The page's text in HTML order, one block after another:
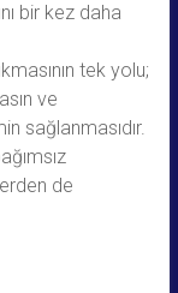
bir kez daha
tek yolu;
ve
sağlanmasıdır.
de